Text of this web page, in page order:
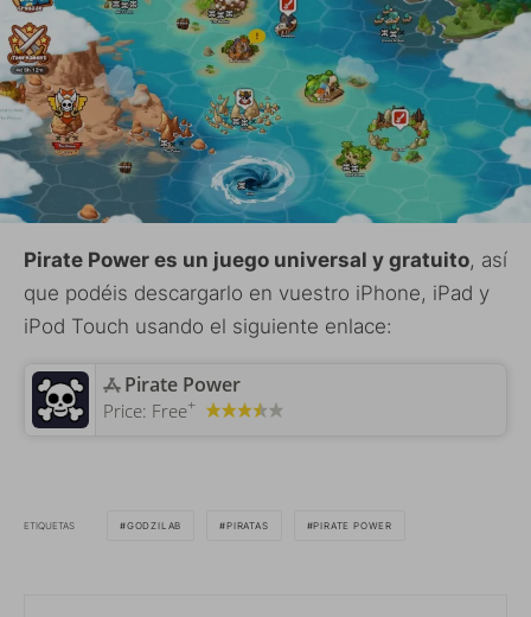
Pirate Power es un juego universal y gratuito, así
que podéis descargarlo en vuestro iPhone, iPad y
iPod Touch usando el siguiente enlace:
‎Pirate Power
Price: Free+
ETIQUETAS GODZILAB PIRATAS PIRATE POWER